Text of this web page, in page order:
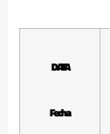
DATA
Fecha